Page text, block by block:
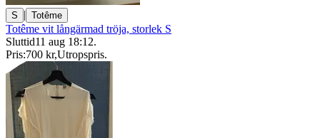
S | Totême
Totême vit långärmad tröja, storlek S
Sluttid11 aug 18:12.
Pris:700 kr,Utropspris.